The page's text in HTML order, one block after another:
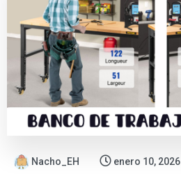
Nacho_EH enero 10, 2026